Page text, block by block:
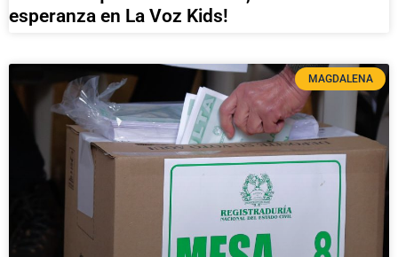
esperanza en La Voz Kids!
MAGDALENA